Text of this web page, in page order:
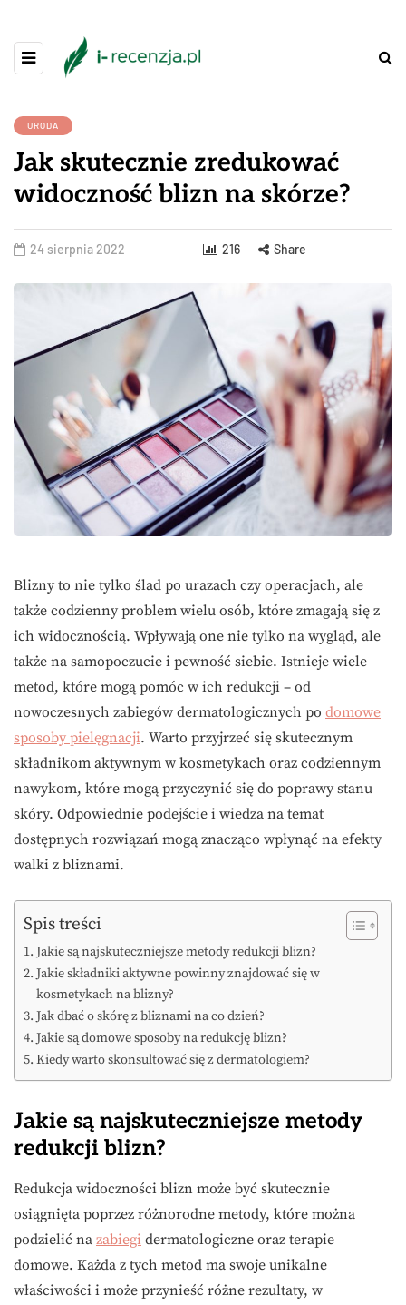
URODA
Jak skutecznie zredukować
widoczność blizn na skórze?
24 sierpnia 2022 216 Share
Blizny to nie tylko ślad po urazach czy operacjach, ale
także codzienny problem wielu osób, które zmagają się z
ich widocznością. Wpływają one nie tylko na wygląd, ale
także na samopoczucie i pewność siebie. Istnieje wiele
metod, które mogą pomóc w ich redukcji – od
nowoczesnych zabiegów dermatologicznych po domowe
sposoby pielęgnacji. Warto przyjrzeć się skutecznym
składnikom aktywnym w kosmetykach oraz codziennym
nawykom, które mogą przyczynić się do poprawy stanu
skóry. Odpowiednie podejście i wiedza na temat
dostępnych rozwiązań mogą znacząco wpłynąć na efekty
walki z bliznami.
Spis treści
Jakie są najskuteczniejsze metody redukcji blizn?
Jakie składniki aktywne powinny znajdować się w
kosmetykach na blizny?
Jak dbać o skórę z bliznami na co dzień?
Jakie są domowe sposoby na redukcję blizn?
Kiedy warto skonsultować się z dermatologiem?
Jakie są najskuteczniejsze metody
redukcji blizn?
Redukcja widoczności blizn może być skutecznie
osiągnięta poprzez różnorodne metody, które można
podzielić na zabiegi dermatologiczne oraz terapie
domowe. Każda z tych metod ma swoje unikalne
właściwości i może przynieść różne rezultaty, w